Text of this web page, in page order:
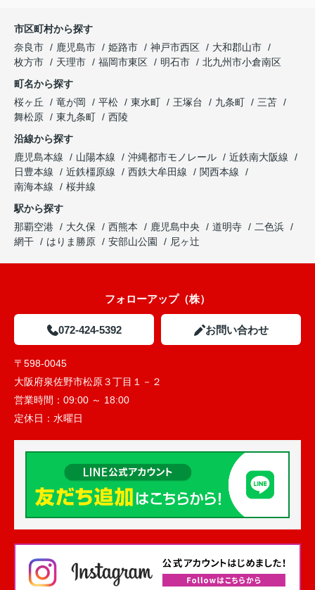
市区町村から探す
奈良市
鹿児島市 姫路市 神戸市西区
大和郡山市
枚方市
天理市 福岡市東区 明石市
北九州市小倉南区
町名から探す
桜ヶ丘
竜が岡 平松 東水町 王塚台 九条町
三苫
舞松原
東九条町
西陵
沿線から探す
鹿児島本線
山陽本線 沖縄都市モノレール
近鉄南大阪線
日豊本線
近鉄橿原線 西鉄大牟田線
関西本線
南海本線
桜井線
駅から探す
那覇空港
大久保 西熊本 鹿児島中央 道明寺
二色浜
網干
はりま勝原 安部山公園 尼ヶ辻
フォローアップ（株）
072-424-5392 お問い合わせ
〒598-0045
大阪府泉佐野市松原３丁目１－２
営業時間： 09:00 ～ 18:00
定休日： 水曜日